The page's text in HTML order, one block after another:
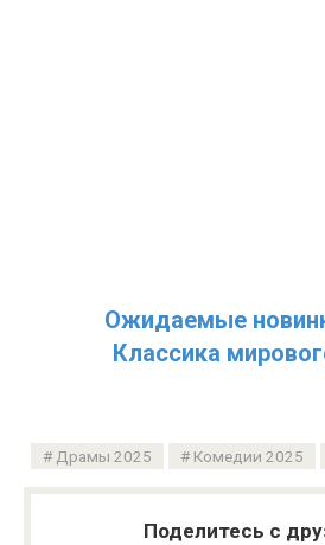
Ожидаемые
Классика
Драмы 2025 Комедии 2025
Поделитесь с